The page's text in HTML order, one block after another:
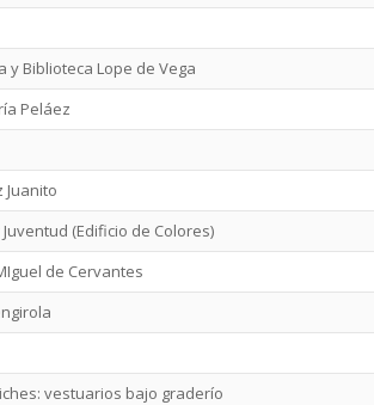
y Biblioteca Lope de Vega
Peláez
Juanito
(Edificio de Colores)
de Cervantes
vestuarios bajo graderío